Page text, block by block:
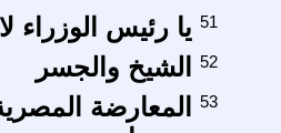
يا رئيس الوزراء 51
الشيخ والجسر 52
المعارضة
53